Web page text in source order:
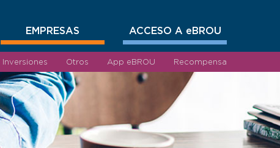
EMPRESAS ACCESO A eBROU
Inversiones Otros App eBROU Recompensa